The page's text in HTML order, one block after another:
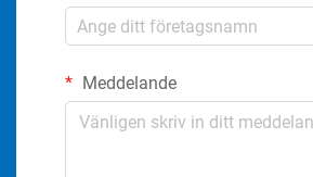
Meddelande